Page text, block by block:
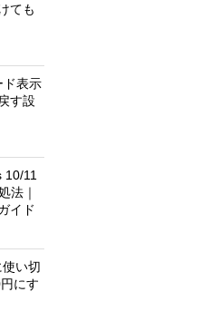
ても
ド表示
す設
10/11
法｜
イド
使い切
にす